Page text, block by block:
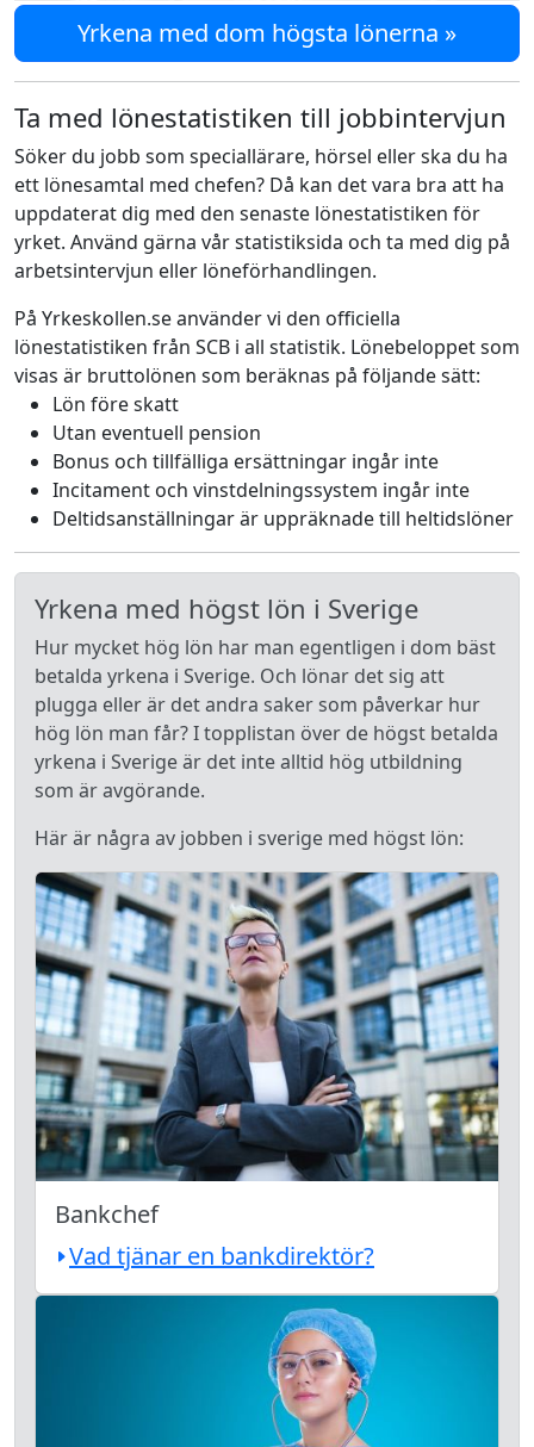
Yrkena med dom högsta lönerna »
Ta med lönestatistiken till jobbintervjun
Söker du jobb som speciallärare, hörsel eller ska du ha
ett lönesamtal med chefen? Då kan det vara bra att ha
uppdaterat dig med den senaste lönestatistiken för
yrket. Använd gärna vår statistiksida och ta med dig på
arbetsintervjun eller löneförhandlingen.
På Yrkeskollen.se använder vi den officiella
lönestatistiken från SCB i all statistik. Lönebeloppet som
visas är bruttolönen som beräknas på följande sätt:
Lön före skatt
Utan eventuell pension
Bonus och tillfälliga ersättningar ingår inte
Incitament och vinstdelningssystem ingår inte
Deltidsanställningar är uppräknade till heltidslöner
Yrkena med högst lön i Sverige
Hur mycket hög lön har man egentligen i dom bäst
betalda yrkena i Sverige. Och lönar det sig att
plugga eller är det andra saker som påverkar hur
hög lön man får? I topplistan över de högst betalda
yrkena i Sverige är det inte alltid hög utbildning
som är avgörande.
Här är några av jobben i sverige med högst lön:
Bankchef
Vad tjänar en bankdirektör?